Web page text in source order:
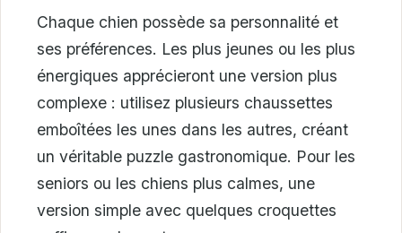
Chaque chien possède sa personnalité et
ses préférences. Les plus jeunes ou les plus
énergiques apprécieront une version plus
complexe : utilisez plusieurs chaussettes
emboîtées les unes dans les autres, créant
un véritable puzzle gastronomique. Pour les
seniors ou les chiens plus calmes, une
version simple avec quelques croquettes